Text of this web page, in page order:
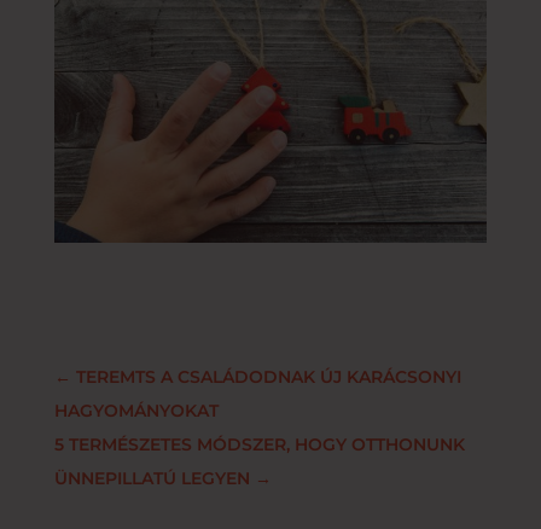
← TEREMTS A CSALÁDODNAK ÚJ KARÁCSONYI
HAGYOMÁNYOKAT
5 TERMÉSZETES MÓDSZER, HOGY OTTHONUNK
ÜNNEPILLATÚ LEGYEN →